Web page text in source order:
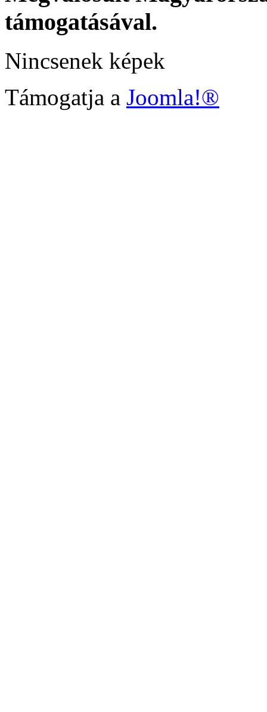
támogatásával.
Nincsenek képek
Támogatja a Joomla!®